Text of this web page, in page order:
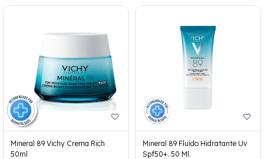
Mineral 89 Vichy Crema Rich
50ml
Mineral 89 Fluído Hidratante Uv
Spf50+. 50 Ml.